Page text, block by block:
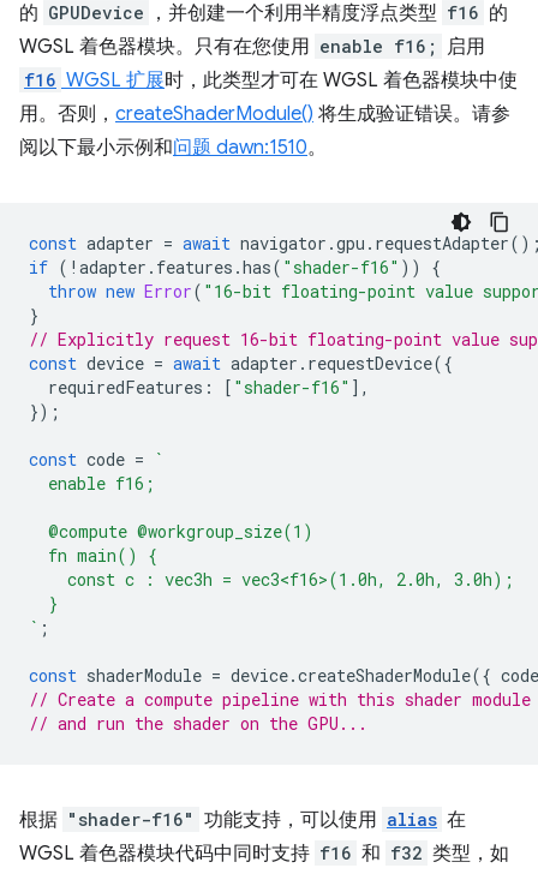
的 GPUDevice ，并创建一个利用半精度浮点类型 f16 的
WGSL 着色器模块。只有在您使用 enable f16; 启用
f16 WGSL 扩展时，此类型才可在 WGSL 着色器模块中使
用。否则， createShaderModule() 将生成验证错误。请参
阅以下最小示例和问题 dawn:1510。
const adapter = await navigator .gpu . requestAdapter
if ( ! adapter . features .has( "shader-f16" ))
{
throw new Error( "16-bit floating-point value
}
// Explicitly request 16-bit floating-point value
const device = await adapter . requestDevice({
requiredFeatures : [ "shader-f16" ],
});
const code =
`
  enable f16;
  @compute @workgroup_size(1)
  fn main() {
    const c : vec3h = vec3<f16>(1.0h, 2.0h, 3.0h);
  }
` ;
const shaderModule = device.createShaderModule({ code
// Create a compute pipeline with this shader module
// and run the shader on the GPU...
根据 "shader-f16" 功能支持，可以使用 alias 在
WGSL 着色器模块代码中同时支持 f16 和 f32 类型，如